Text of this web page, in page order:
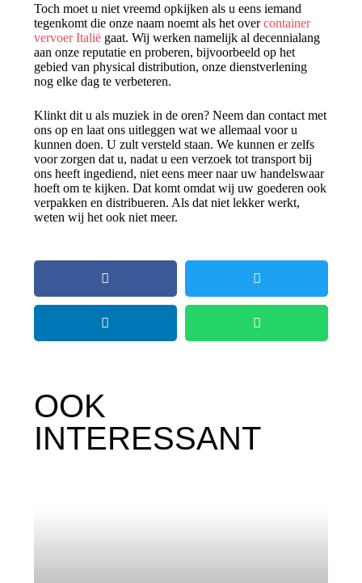
Toch moet u niet vreemd opkijken als u eens iemand
tegenkomt die onze naam noemt als het overcontainer
vervoer Italiëgaat. Wij werken namelijk al decennialang
aan onze reputatie en proberen, bijvoorbeeld op het
gebied van physical distribution, onze dienstverlening
nog elke dag te verbeteren.
Klinkt dit u als muziek in de oren? Neem dan contact met
ons op en laat ons uitleggen wat we allemaal voor u
kunnen doen. U zult versteld staan. We kunnen er zelfs
voor zorgen dat u, nadat u een verzoek tot transport bij
ons heeft ingediend, niet eens meer naar uw handelswaar
hoeft om te kijken. Dat komt omdat wij uw goederen ook
verpakken en distribueren. Als dat niet lekker werkt,
weten wij het ook niet meer.
OOK
INTERESSANT